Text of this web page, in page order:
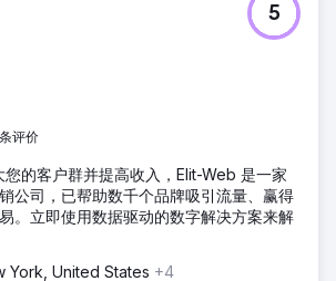
评价
5
的客户群并提高收入，Elit-Web 是一家
公司，已帮助数千个品牌吸引流量、赢得
。立即使用数据驱动的数字解决方案来解
York, United States +4